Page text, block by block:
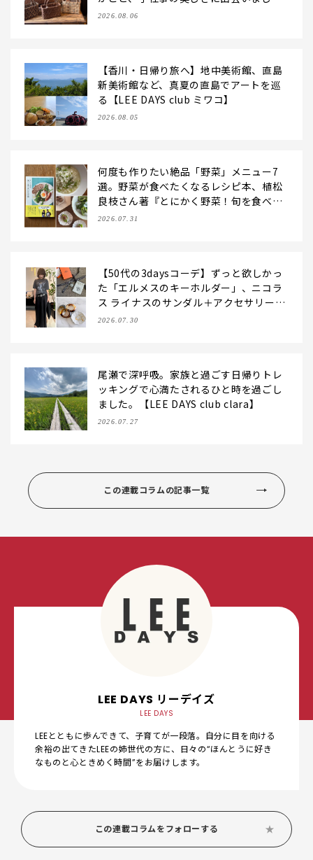
た。【LEE DAYS club tanpopo】
2026.08.06
【香川・日帰り旅へ】地中美術館、直島
新美術館など、真夏の直島でアートを巡
る【LEE DAYS club ミワコ】
2026.08.05
何度も作りたい絶品「野菜」メニュー7
選。野菜が食べたくなるレシピ本、植松
良枝さん著『とにかく野菜！旬を食べた
いレシピ帖』【LEE DAYS club ering
2026.07.31
【50代の3daysコーデ】ずっと欲しかっ
た「エルメスのキーホルダー」、ニコラ
ス ライナスのサンダル＋アクセサリーと
レースキャミで夏のおしゃれを更新！
2026.07.30
尾瀬で深呼吸。家族と過ごす日帰りトレ
ッキングで心満たされるひと時を過ごし
ました。【LEE DAYS club clara】
2026.07.27
この連載コラムの記事一覧
LEE DAYS リーデイズ
LEE DAYS
LEEとともに歩んできて、子育てが一段落。自分に目を向ける
余裕の出てきたLEEの姉世代の方に、日々の“ほんとうに好き
なものと心ときめく時間”をお届けします。
この連載コラムをフォローする